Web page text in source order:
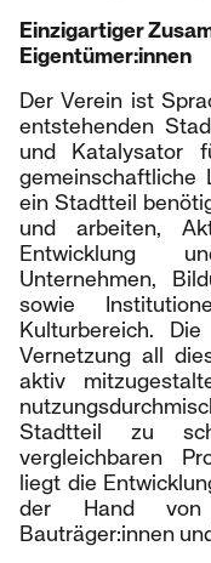
Einzigartiger
Eigentümer:innen
Der Verein ist
entstehenden
und Katalysator
gemeinschaftliche
ein Stadtteil
und arbeiten,
Entwicklung
Unternehmen,
sowie
Kulturbereich.
Vernetzung all
aktiv
Stadtteil zu
vergleichbaren
liegt die
der Hand von
Bauträger:innen